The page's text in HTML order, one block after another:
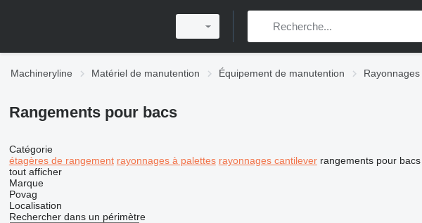
Machineryline Matériel de manutention Équipement de manutention Rayonnages
Rangements pour bacs
Catégorie
étagères de rangement rayonnages à palettes rayonnages cantilever rangements pour bacs
tout afficher
Marque
Povag
Localisation
Rechercher dans un périmètre